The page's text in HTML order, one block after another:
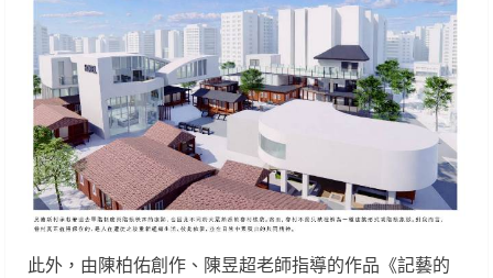
此外，由陳柏佑創作、陳昱超老師指導的作品《記藝的